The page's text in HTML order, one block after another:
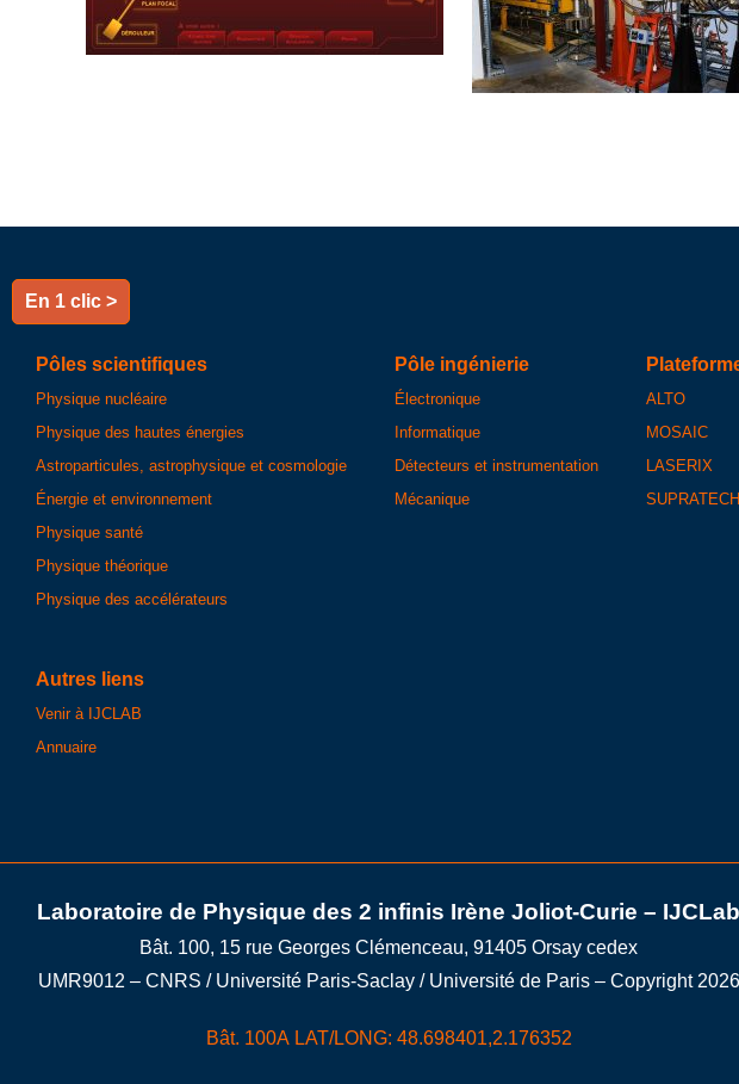
En 1 clic >
Pôles scientifiques
Physique nucléaire
Physique des hautes énergies
Astroparticules, astrophysique et cosmologie
Énergie et environnement
Physique santé
Physique théorique
Physique des accélérateurs
Pôle ingénierie
Électronique
Informatique
Détecteurs et instrumentation
Mécanique
ALTO
MOSAIC
LASERIX
SUPRATECH
Autres liens
Venir à IJCLAB
Annuaire
Laboratoire de Physique des 2 infinis Irène Joliot-Curie – IJCLab
Bât. 100, 15 rue Georges Clémenceau, 91405 Orsay cedex
UMR9012 – CNRS / Université Paris-Saclay / Université de Paris – Copyright 2026
Bât. 100A LAT/LONG: 48.698401,2.176352